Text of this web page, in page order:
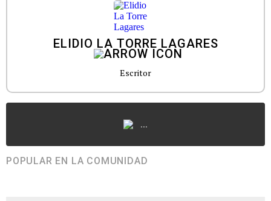
ELIDIO LA TORRE LAGARES
Escritor
...
POPULAR EN LA COMUNIDAD